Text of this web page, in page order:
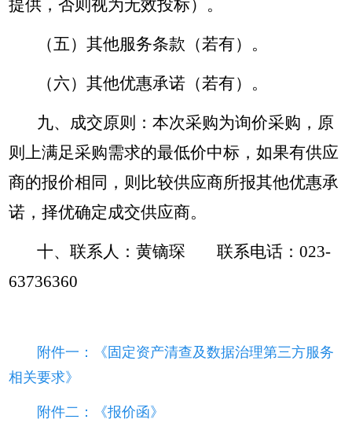
提供，否则视为无效投标）。
（五）其他服务条款（若有）。
（六）其他优惠承诺（若有）。
九、成交原则：本次采购为询价采购，原
则上满足采购需求的最低价中标，如果有供应
商的报价相同，则比较供应商所报其他优惠承
诺，择优确定成交供应商。
十、联系人：黄镝琛
联系电话：023-
63736360
附件一：《固定资产清查及数据治理第三方服务
相关要求》
附件二：《报价函》